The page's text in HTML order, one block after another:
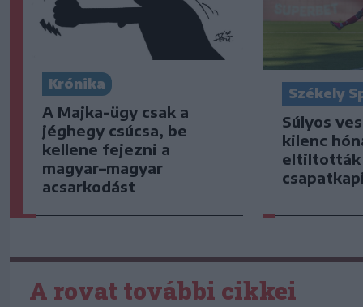
Krónika
A Majka-ügy csak a
jéghegy csúcsa, be
kellene fejezni a
magyar–magyar
acsarkodást
Székely
Súlyos
kilenc
eltiltották
A rovat további cikkei